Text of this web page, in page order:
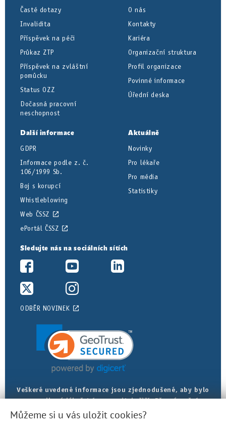
Časté dotazy
Invalidita
Příspěvek na péči
Průkaz ZTP
Příspěvek na zvláštní
pomůcku
Status OZZ
Dočasná pracovní
neschopnost
O nás
Kontakty
Kariéra
Organizační struktura
Profil organizace
Povinné informace
Úřední deska
Další informace
GDPR
Informace podle z. č.
106/1999 Sb.
Boj s korupcí
Whistleblowing
Web ČSSZ
ePortál ČSSZ
Aktuálně
Novinky
Pro lékaře
Pro média
Statistiky
Sledujte nás na sociálních sítích
ODBĚR NOVINEK
Veškeré uvedené informace jsou zjednodušené, aby bylo
posudkové lékařství srozumitelnější. Přesná znění
najdete v právních předpisech.
Můžeme si u vás uložit cookies?